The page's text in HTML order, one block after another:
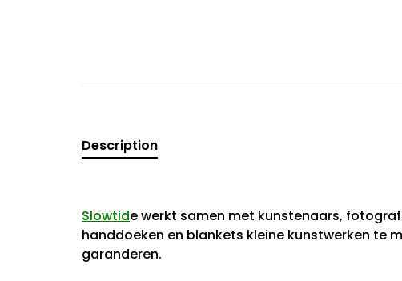
Description
Slowtide werkt samen met kunstenaars,
handdoeken en blankets kleine kunstwerken te
garanderen.